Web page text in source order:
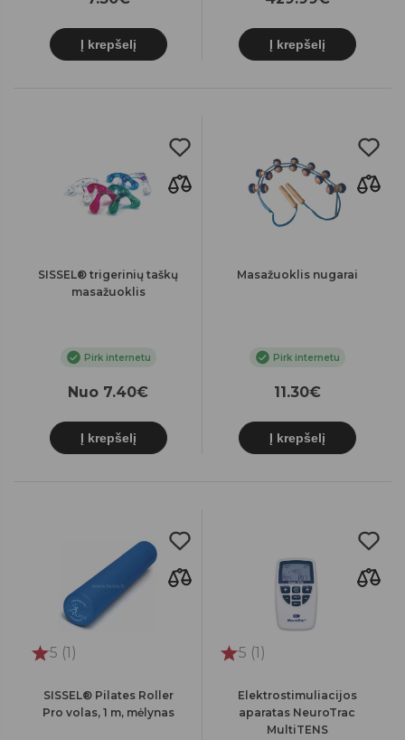
Į krepšelį Į krepšelį
SISSEL® trigerinių taškų
masažuoklis
Pirk internetu
Nuo 7.40€
Į krepšelį
Masažuoklis nugarai
Pirk internetu
11.30€
Į krepšelį
5 (1)
SISSEL® Pilates Roller
Pro volas, 1 m, mėlynas
5 (1)
Elektrostimuliacijos
aparatas NeuroTrac
MultiTENS